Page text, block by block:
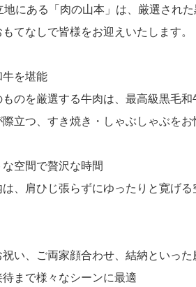
にある「肉の山本」は、厳選され
てなしで皆様をお迎えいたします。
を堪能
のを厳選する牛肉は、最高級黒毛和
立つ、すき焼き・しゃぶしゃぶをお
空間で贅沢な時間
、肩ひじ張らずにゆったりと寛げる
い、ご両家顔合わせ、結納といった
まで様々なシーンに最適